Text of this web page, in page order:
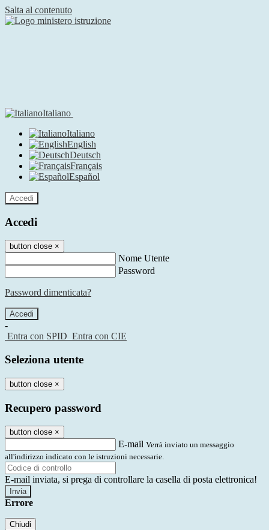
Salta al contenuto
Italiano
Italiano
English
Deutsch
Français
Español
Accedi
Accedi
button close ×
Nome Utente
Password
Password dimenticata?
-
Entra con SPID Entra con CIE
Seleziona utente
button close ×
Recupero password
button close ×
E-mail Verrà inviato un messaggio
all'indirizzo indicato con le istruzioni necessarie.
E-mail inviata, si prega di controllare la casella di posta elettronica!
Errore
Chiudi